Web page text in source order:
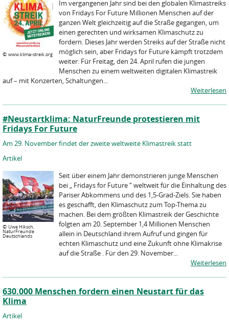
© www.klima-streik.org
Im vergangenen Jahr sind bei den globalen Klimastreiks
von Fridays For Future Millionen Menschen auf der
ganzen Welt gleichzeitig auf die Straße gegangen, um
einen gerechten und wirksamen Klimaschutz zu
fordern. Dieses Jahr werden Streiks auf der Straße nicht
möglich sein, aber Fridays for Future kämpft trotzdem
weiter: Für Freitag, den 24. April rufen die jungen
Menschen zu einem weltweiten digitalen Klimastreik
auf – mit Konzerten, Schaltungen...
Weiterlesen
#Neustartklima: NaturFreunde protestieren mit
Fridays For Future
Am 29. November findet der zweite weltweite Klimastreik statt
Artikel
© Uwe Hiksch,
NaturFreunde
Deutschlands
Seit über einem Jahr demonstrieren junge Menschen
bei „ Fridays for Future “ weltweit für die Einhaltung des
Pariser Abkommens und des 1,5-Grad-Ziels. Sie haben
es geschafft, den Klimaschutz zum Top-Thema zu
machen. Bei dem größten Klimastreik der Geschichte
folgten am 20. September 1,4 Millionen Menschen
allein in Deutschland ihrem Aufruf und gingen für
echten Klimaschutz und eine Zukunft ohne Klimakrise
auf die Straße . Für den 29. November...
Weiterlesen
630.000 Menschen fordern einen Neustart für das
Klima
Artikel